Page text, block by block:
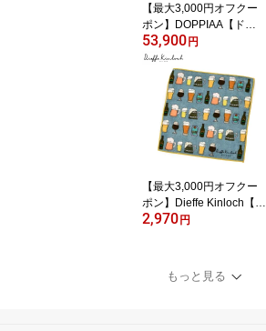
【最大3,000円オフクー
ポン】DOPPIAA【ドッ
ピアアー】オーバーシャ
ツ AABBA AB7303 0120
BIANCO E BLU MARINE
コットン シアサッカー
ブルー ホワイト
53,900円
【最大3,000円オフクー
ポン】Dieffe Kinloch【デ
ィエッフェ・キンロッ
ックス イエロー
2,970円
もっと見る